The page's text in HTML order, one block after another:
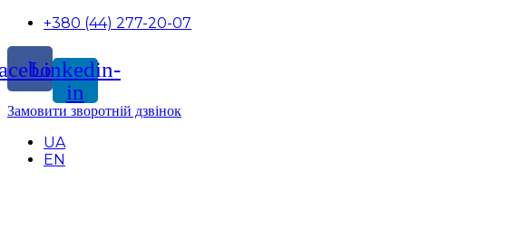
+380 (44) 277-20-07
Linkedin-
in
Замовити зворотній дзвінок
UA
EN